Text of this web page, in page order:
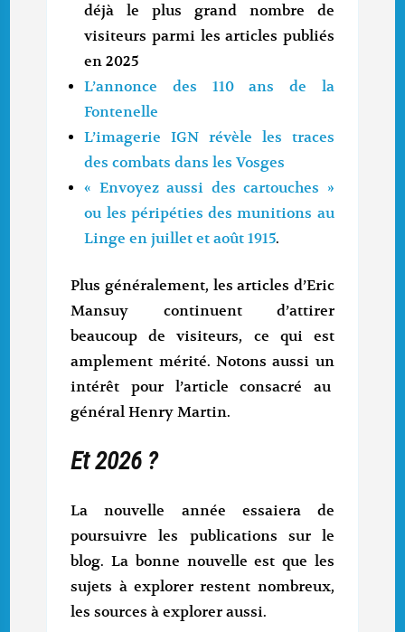
déjà le plus grand nombre de
visiteurs parmi les articles publiés
en 2025
L’annonce des 110 ans de la
Fontenelle
L’imagerie IGN révèle les traces
des combats dans les Vosges
« Envoyez aussi des cartouches »
ou les péripéties des munitions au
Linge en juillet et août 1915.
Plus généralement, les articles d’Eric
Mansuy continuent d’attirer
beaucoup de visiteurs, ce qui est
amplement mérité. Notons aussi un
intérêt pour l’article consacré au
général Henry Martin.
Et 2026 ?
La nouvelle année essaiera de
poursuivre les publications sur le
blog. La bonne nouvelle est que les
sujets à explorer restent nombreux,
les sources à explorer aussi.